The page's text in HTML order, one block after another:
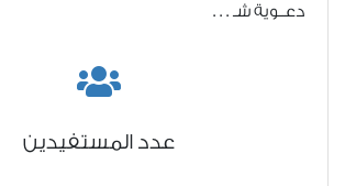
دعــوية شـ . . .
عدد المستفيدين